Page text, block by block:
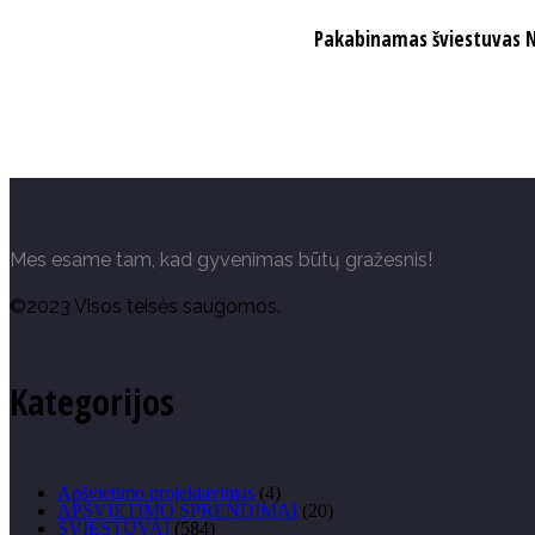
Pakabinamas šviestuvas
Mes esame tam, kad gyvenimas būtų gražesnis!
©2023 Visos teisės saugomos.
Kategorijos
Apšvietimo projektavimas (4)
APŠVIETIMO SPRENDIMAI (20)
ŠVIESTUVAI (584)